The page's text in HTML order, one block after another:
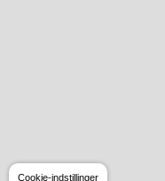
Cookie-indstillinger